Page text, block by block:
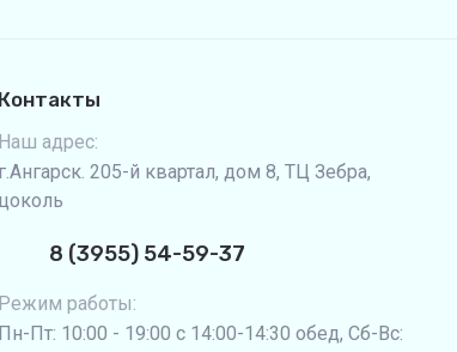
Контакты
Наш адрес:
г.Ангарск. 205-й квартал, дом 8, ТЦ Зебра,
цоколь
8 (3955) 54-59-37
Режим работы:
Пн-Пт: 10:00 - 19:00 с 14:00-14:30 обед, Сб-Вс: